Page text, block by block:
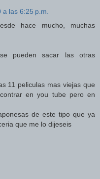
las 6:25 p.m.
hace mucho, muchas
pueden sacar las otras
11 peliculas mas viejas que
en you tube pero en
de este tipo que ya
que me lo dijeseis